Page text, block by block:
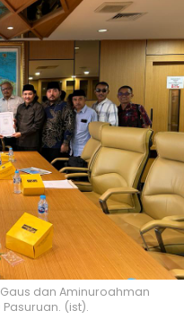
dan Aminuroahman
(ist).